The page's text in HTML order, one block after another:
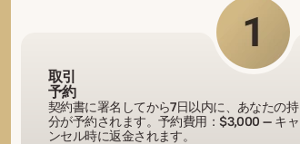
取引
予約
契約書に署名してから7日以内に、あなたの持
分が予約されます。予約費用：$3,000 — キャ
ンセル時に返金されます。